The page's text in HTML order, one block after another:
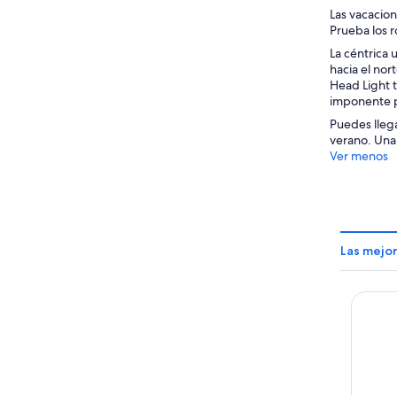
Las
Prueba los
La céntrica
hacia el
Head Light
imponente
Puedes
verano.
Ver menos
Las
Waves